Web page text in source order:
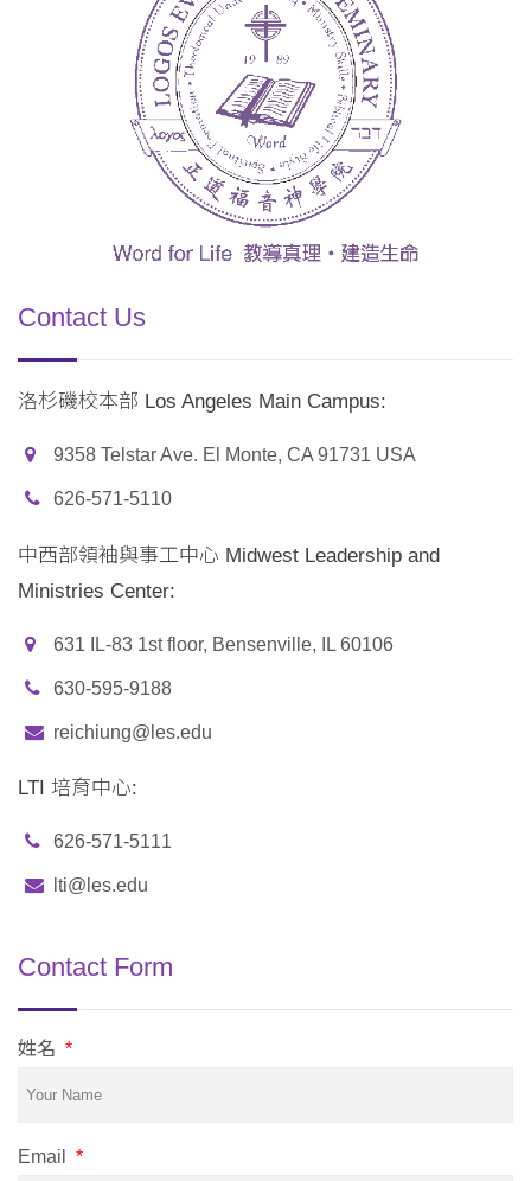
Contact Us
洛杉磯校本部 Los Angeles Main Campus:
9358 Telstar Ave. El Monte, CA 91731 USA
626-571-5110
中西部領袖與事工中心 Midwest Leadership and
Ministries Center:
631 IL-83 1st floor, Bensenville, IL 60106
630-595-9188
reichiung@les.edu
LTI 培育中心:
626-571-5111
lti@les.edu
Contact Form
姓名 *
Email *